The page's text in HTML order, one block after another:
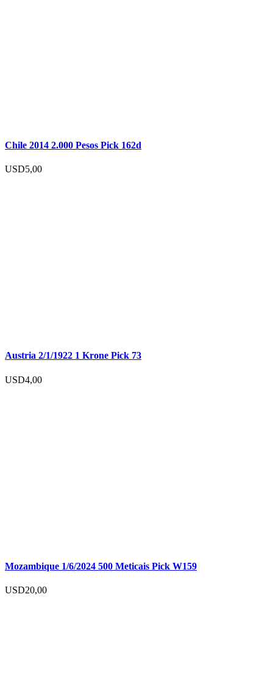
Chile 2014 2.000 Pesos Pick 162d
USD5,00
Austria 2/1/1922 1 Krone Pick 73
USD4,00
Mozambique 1/6/2024 500 Meticais Pick W159
USD20,00